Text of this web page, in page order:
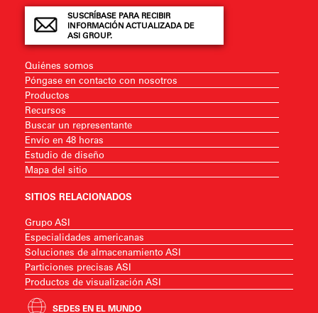
SUSCRÍBASE PARA RECIBIR
INFORMACIÓN ACTUALIZADA DE
ASI GROUP.
Quiénes somos
Póngase en contacto con nosotros
Productos
Recursos
Buscar un representante
Envío en 48 horas
Estudio de diseño
Mapa del sitio
SITIOS RELACIONADOS
Grupo ASI
Especialidades americanas
Soluciones de almacenamiento ASI
Particiones precisas ASI
Productos de visualización ASI
SEDES EN EL MUNDO